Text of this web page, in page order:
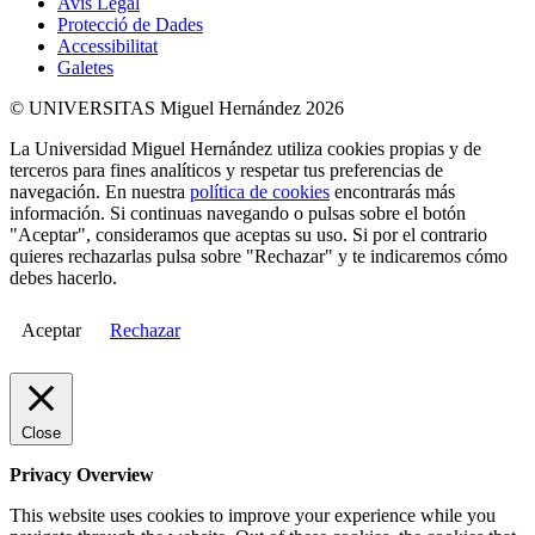
Protecció de Dades
Accessibilitat
Galetes
© UNIVERSITAS Miguel Hernández 2026
La Universidad Miguel Hernández utiliza cookies propias y de
terceros para fines analíticos y respetar tus preferencias de
navegación. En nuestra política de cookies encontrarás más
información. Si continuas navegando o pulsas sobre el botón
"Aceptar", consideramos que aceptas su uso. Si por el contrario
quieres rechazarlas pulsa sobre "Rechazar" y te indicaremos cómo
debes hacerlo.
Aceptar Rechazar
Close
Privacy Overview
This website uses cookies to improve your experience while you